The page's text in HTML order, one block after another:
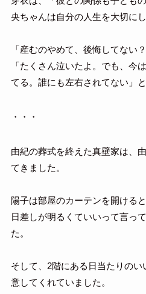
央ちゃんは自分の人生を大切に
「産むのやめて、後悔してない
「たくさん泣いたよ。でも、今
てる。誰にも左右されてない」
・・・
由紀の葬式を終えた真壁家は、
てきました。
陽子は部屋のカーテンを開ける
日差しが明るくていいって言っ
た。
そして、2階にある日当たりのい
意してくれていました。